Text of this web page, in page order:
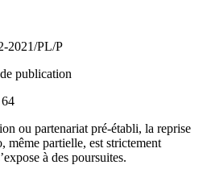
2021/PL/P
publication
ou partenariat pré-établi, la reprise
même partielle, est strictement
à des poursuites.